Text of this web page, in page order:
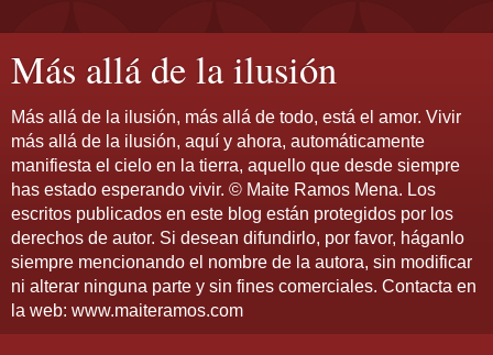
Más allá de la ilusión
Más allá de la ilusión, más allá de todo, está el amor. Vivir
más allá de la ilusión, aquí y ahora, automáticamente
manifiesta el cielo en la tierra, aquello que desde siempre
has estado esperando vivir. © Maite Ramos Mena. Los
escritos publicados en este blog están protegidos por los
derechos de autor. Si desean difundirlo, por favor, háganlo
siempre mencionando el nombre de la autora, sin modificar
ni alterar ninguna parte y sin fines comerciales. Contacta en
la web: www.maiteramos.com